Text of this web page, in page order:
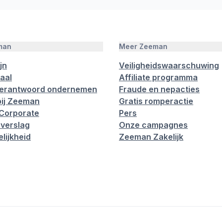
ondernemen
Zeeman
Meer Zeeman
Veiligheidswaarschuwing
Affiliate programma
Fraude en nepacties
Gratis romperactie
Pers
Onze campagnes
Zeeman Zakelijk